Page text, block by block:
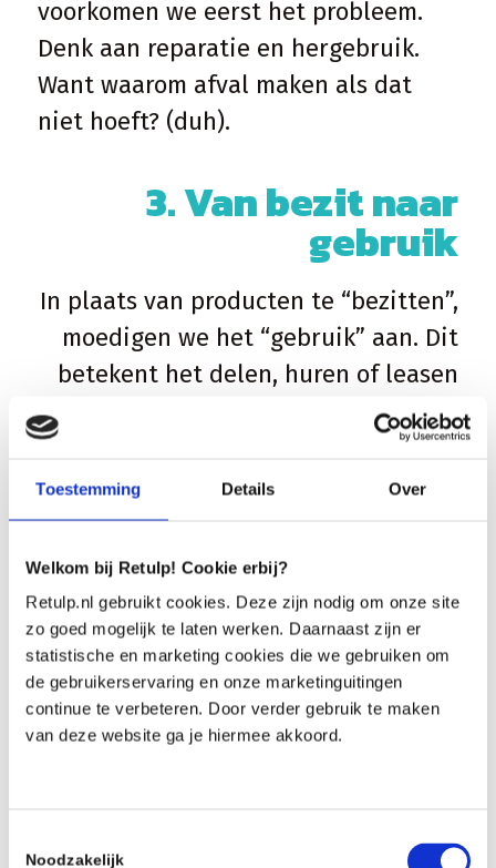
Toestemming Details Over
Welkom bij Retulp! Cookie erbij?
Retulp.nl gebruikt cookies. Deze zijn nodig om onze site
zo goed mogelijk te laten werken. Daarnaast zijn er
statistische en marketing cookies die we gebruiken om
de gebruikerservaring en onze marketinguitingen
continue te verbeteren. Door verder gebruik te maken
van deze website ga je hiermee akkoord.
Noodzakelijk
voorkomen we eerst het probleem.
Denk aan reparatie en hergebruik.
Want waarom afval maken als dat
niet hoeft? (duh).
3. Van bezit naar
gebruik
In plaats van producten te “bezitten”,
moedigen we het “gebruik” aan. Dit
betekent het delen, huren of leasen
van items.
4. Nieuwe
businessmodellen
Nieuwe businessmodellen We
inspireren bedrijven om nieuwe
manieren te vinden om winst te
maken, terwijl ze tegelijkertijd goed
doen voor de planeet.